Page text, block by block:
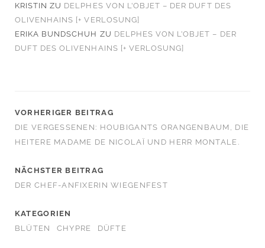
KRISTIN ZU DELPHES VON L’OBJET – DER DUFT DES
OLIVENHAINS [+ VERLOSUNG]
ERIKA BUNDSCHUH ZU DELPHES VON L’OBJET – DER
DUFT DES OLIVENHAINS [+ VERLOSUNG]
VORHERIGER BEITRAG
DIE VERGESSENEN: HOUBIGANTS ORANGENBAUM, DIE
HEITERE MADAME DE NICOLAÏ UND HERR MONTALE.
NÄCHSTER BEITRAG
DER CHEF-ANFIXERIN WIEGENFEST
KATEGORIEN
BLÜTEN
CHYPRE DÜFTE